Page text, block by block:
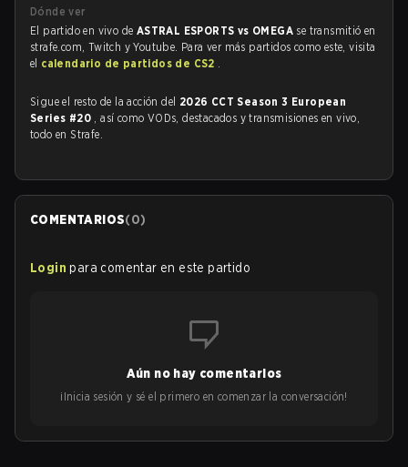
Dónde ver
El partido en vivo de ASTRAL ESPORTS vs OMEGA se transmitió en
strafe.com, Twitch y Youtube. Para ver más partidos como este, visita
el calendario de partidos de CS2 .
Sigue el resto de la acción del 2026 CCT Season 3 European
Series #20 , así como VODs, destacados y transmisiones en vivo,
todo en Strafe.
COMENTARIOS(0)
Login para comentar en este partido
Aún no hay comentarios
¡Inicia sesión y sé el primero en comenzar la conversación!